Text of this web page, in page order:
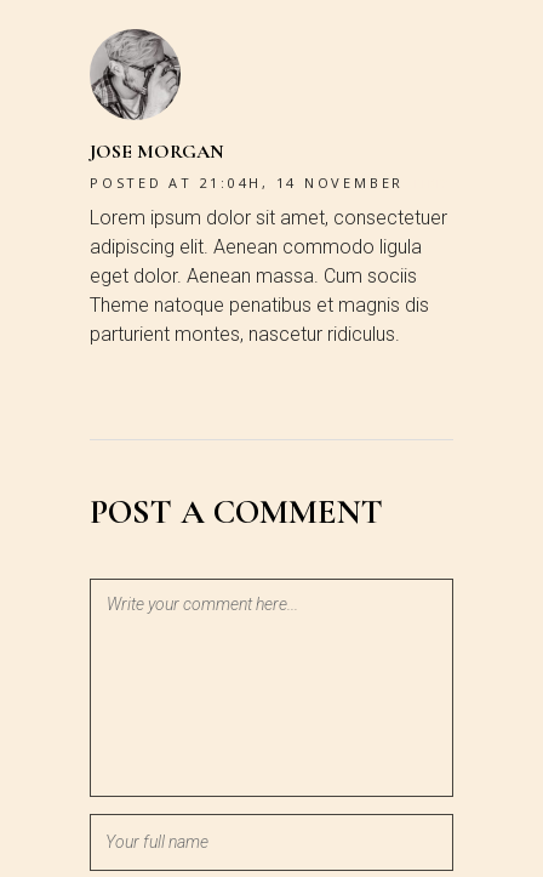
JOSE MORGAN
POSTED AT 21:04H, 14 NOVEMBER
Lorem ipsum dolor sit amet, consectetuer
adipiscing elit. Aenean commodo ligula
eget dolor. Aenean massa. Cum sociis
Theme natoque penatibus et magnis dis
parturient montes, nascetur ridiculus.
POST A COMMENT